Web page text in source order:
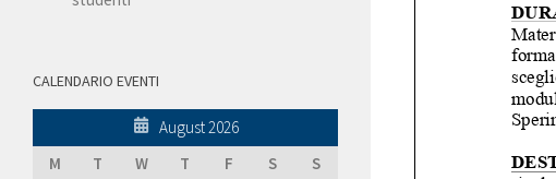
CALENDARIO EVENTI
August 2026
M
T W T F S
S